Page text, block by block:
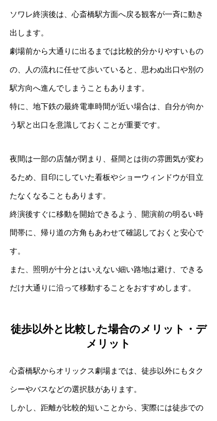
ソワレ終演後は、心斎橋駅方面へ戻る観客が一斉に動き
出します。
劇場前から大通りに出るまでは比較的分かりやすいもの
の、人の流れに任せて歩いていると、思わぬ出口や別の
駅方向へ進んでしまうこともあります。
特に、地下鉄の最終電車時間が近い場合は、自分が向か
う駅と出口を意識しておくことが重要です。
夜間は一部の店舗が閉まり、昼間とは街の雰囲気が変わ
るため、目印にしていた看板やショーウィンドウが目立
たなくなることもあります。
終演後すぐに移動を開始できるよう、開演前の明るい時
間帯に、帰り道の方角もあわせて確認しておくと安心で
す。
また、照明が十分とはいえない細い路地は避け、できる
だけ大通りに沿って移動することをおすすめします。
徒歩以外と比較した場合のメリット・デ
メリット
心斎橋駅からオリックス劇場までは、徒歩以外にもタク
シーやバスなどの選択肢があります。
しかし、距離が比較的短いことから、実際には徒歩での